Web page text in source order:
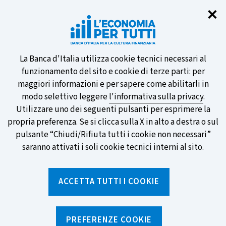
✕
Informativa
sui
cookie
La Banca d'Italia utilizza cookie tecnici necessari al
funzionamento del sito e cookie di terze parti: per
maggiori informazioni e per sapere come abilitarli in
modo selettivo leggerel'informativa sulla privacy.
Utilizzare uno dei seguenti pulsanti per esprimere la
propria preferenza. Se si clicca sulla X in alto a destra o sul
pulsante “Chiudi/Rifiuta tutti i cookie non necessari”
saranno attivati i soli cookie tecnici interni al sito.
ACCETTA TUTTI I COOKIE
PREFERENZE COOKIE
Partecipa al sondaggio della BCE
sulle nuove banconote e vota la tua
preferita!
SCOPRI DI PIÙ